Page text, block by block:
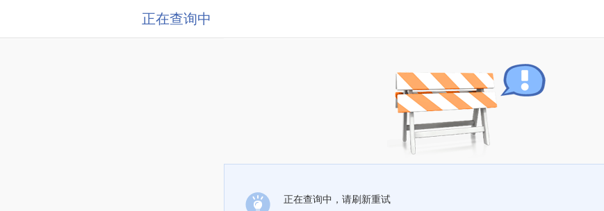
正在查询中
正在查询中，请刷新重试